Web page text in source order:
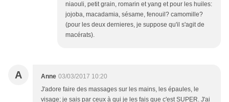
niaouli, petit grain, romarin et yang et pour les huiles:
jojoba, macadamia, sésame, fenouil? camomille?
(pour les deux dernieres, je suppose qu'il s'agit de
macérats).
A Anne 03/03/2017 10:20
J'adore faire des massages sur les mains, les épaules, le
visage; je sais par ceux à qui je les fais que c'est SUPER. J'ai